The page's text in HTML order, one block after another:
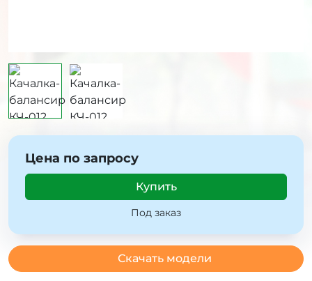
Цена по запросу
Купить
Под заказ
Скачать модели